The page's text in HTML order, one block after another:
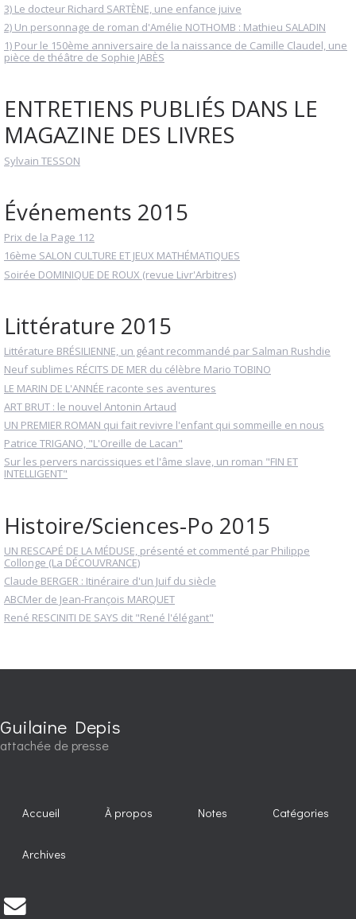
3) Le docteur Richard SARTÈNE, une enfance juive
2) Un personnage de roman d'Amélie NOTHOMB : Mathieu SALADIN
1) Pour le 150ème anniversaire de la naissance de Camille Claudel, une
pièce de théâtre de Sophie JABÈS
ENTRETIENS PUBLIÉS DANS LE
MAGAZINE DES LIVRES
Sylvain TESSON
Événements 2015
Prix de la Page 112
16ème SALON CULTURE ET JEUX MATHÉMATIQUES
Soirée DOMINIQUE DE ROUX (revue Livr'Arbitres)
Littérature 2015
Littérature BRÉSILIENNE, un géant recommandé par Salman Rushdie
Neuf sublimes RÉCITS DE MER du célèbre Mario TOBINO
LE MARIN DE L'ANNÉE raconte ses aventures
ART BRUT : le nouvel Antonin Artaud
UN PREMIER ROMAN qui fait revivre l'enfant qui sommeille en nous
Patrice TRIGANO, "L'Oreille de Lacan"
Sur les pervers narcissiques et l'âme slave, un roman "FIN ET
INTELLIGENT"
Histoire/Sciences-Po 2015
UN RESCAPÉ DE LA MÉDUSE, présenté et commenté par Philippe
Collonge (La DÉCOUVRANCE)
Claude BERGER : Itinéraire d'un Juif du siècle
ABCMer de Jean-François MARQUET
René RESCINITI DE SAYS dit "René l'élégant"
Guilaine Depis
attachée de presse
Accueil À propos Notes Catégories
Archives